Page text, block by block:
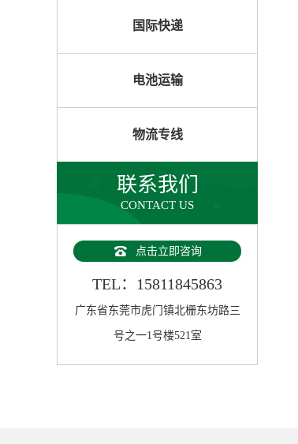
国际快递
电池运输
物流专线
联系我们
CONTACT US
点击立即咨询
TEL：15811845863
广东省东莞市虎门镇北栅东坊路三
号之一1号楼521室